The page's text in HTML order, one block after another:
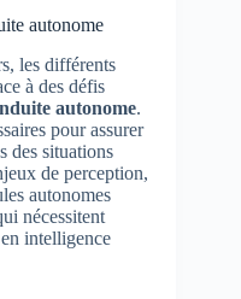
autonome
les différents
à des défis
autonome.
pour assurer
des situations
de perception,
autonomes
nécessitent
intelligence